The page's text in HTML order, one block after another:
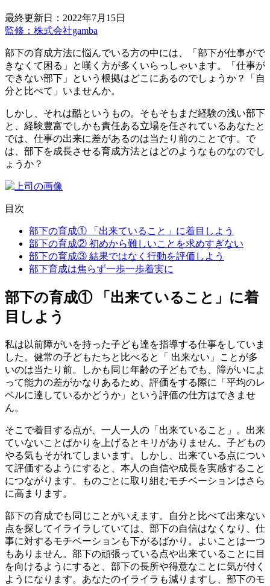
最終更新日：2022年7月15日
監修：株式会社gamba
部下の育成方法に悩んでいる方の中には、「部下が仕事がで
きなくて困る」と嘆く方が多くいらっしゃいます。「仕事が
できない部下」という根拠はどこにあるのでしょうか？「自
分と比べて」いませんか。
しかし、それは酷というもの。そもそもまだ経験の浅い部下
と、経験豊富でしかも責任ある立場を任されているあなたと
では、仕事の出来に差があるのは当たり前のことです。で
は、部下を成長させる育成方法とはどのようなものなのでし
ょうか？
目次
部下の育成① 「出来ていること」に着目しよう
部下の育成② 初めから難しいことを求めすぎない
部下の育成③ 結果ではなく行動を評価しよう
部下育成は焦らず一歩一歩着実に
部下の育成① 「出来ていること」に着
目しよう
私は以前障がいを持った子ども達を指導する仕事をしていま
した。健常の子どもたちと比べると「 出来ない」ことが多
いのは当たり前。しかも同じ年齢の子どもでも、障がいによ
って能力の差がかなりあるため、評価をする際に「平均のレ
ベルに達しているかどうか」という評価の仕方はできませ
ん。
そこで着目する点が、一人一人の「出来ていること」。出来
ていないことばかりを上げるとキリがありません。子どもの
やる気もそがれてしまいます。しかし、出来ている点につい
て評価するようにすると、本人の自信や成長を実感すること
につながります。ものごとに取り組むモチベーションはさら
に高まります。
部下の育成でも同じことがいえます。自分と比べて出来ない
点を探してイライラしていては、部下の自信はなくなり、仕
事に対するモチベーションも下がるばかり。よいことは一つ
もありません。部下の頑張っている点や出来ていることに目
を向けるようにすると、部下の長所や得意なことに気が付く
ようになります。あなたのイライラも減りますし、部下のモ